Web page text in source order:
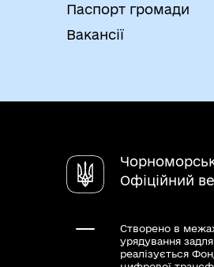
Паспорт громади
Вакансії
Офіційний
Створено в
урядування
реалізується